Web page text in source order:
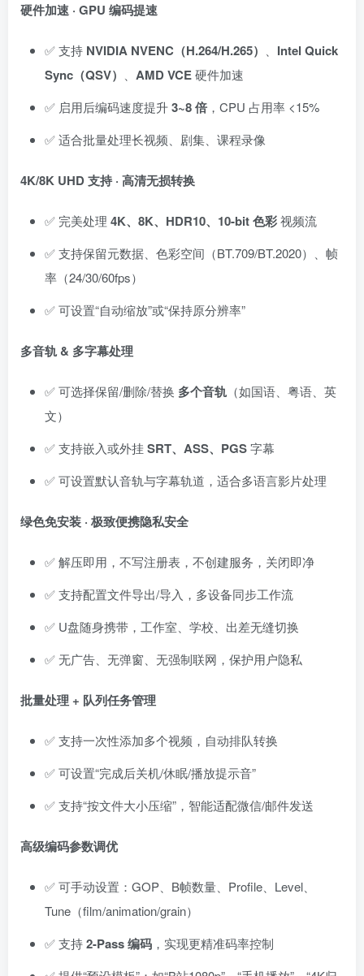
硬件加速 · GPU 编码提速
✅ 支持 NVIDIA NVENC（H.264/H.265） 、 Intel Quick
Sync（QSV） 、 AMD VCE硬件加速
✅ 启用后编码速度提升3~8 倍 ，CPU 占用率 <15%
✅ 适合批量处理长视频、剧集、课程录像
4K/8K UHD 支持 · 高清无损转换
✅ 完美处理 4K、8K、HDR10、10-bit 色彩视频流
✅ 支持保留元数据、色彩空间（BT.709/BT.2020）、帧
率（24/30/60fps）
✅ 可设置“自动缩放”或“保持原分辨率”
多音轨 & 多字幕处理
✅ 可选择保留/删除/替换 多个音轨 （如国语、粤语、英
文）
✅ 支持嵌入或外挂 SRT、ASS、PGS字幕
✅ 可设置默认音轨与字幕轨道，适合多语言影片处理
绿色免安装 · 极致便携隐私安全
✅ 解压即用，不写注册表，不创建服务，关闭即净
✅ 支持配置文件导出/导入，多设备同步工作流
✅ U盘随身携带，工作室、学校、出差无缝切换
✅ 无广告、无弹窗、无强制联网，保护用户隐私
批量处理 + 队列任务管理
✅ 支持一次性添加多个视频，自动排队转换
✅ 可设置“完成后关机/休眠/播放提示音”
✅ 支持“按文件大小压缩”，智能适配微信/邮件发送
高级编码参数调优
✅ 可手动设置：GOP、B帧数量、Profile、Level、
Tune（film/animation/grain）
✅ 支持2-Pass 编码 ，实现更精准码率控制